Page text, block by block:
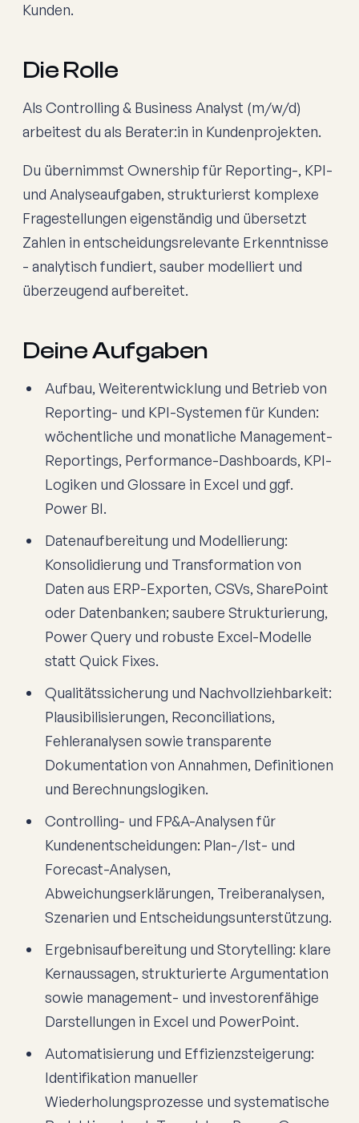
Kunden.
Die Rolle
Als Controlling & Business Analyst (m/w/d)
arbeitest du als Berater:in in Kundenprojekten.
Du übernimmst Ownership für Reporting-, KPI-
und Analyseaufgaben, strukturierst komplexe
Fragestellungen eigenständig und übersetzt
Zahlen in entscheidungsrelevante Erkenntnisse
- analytisch fundiert, sauber modelliert und
überzeugend aufbereitet.
Deine Aufgaben
Aufbau, Weiterentwicklung und Betrieb von
Reporting- und KPI-Systemen für Kunden:
wöchentliche und monatliche Management-
Reportings, Performance-Dashboards, KPI-
Logiken und Glossare in Excel und ggf.
Power BI.
Datenaufbereitung und Modellierung:
Konsolidierung und Transformation von
Daten aus ERP-Exporten, CSVs, SharePoint
oder Datenbanken; saubere Strukturierung,
Power Query und robuste Excel-Modelle
statt Quick Fixes.
Qualitätssicherung und Nachvollziehbarkeit:
Plausibilisierungen, Reconciliations,
Fehleranalysen sowie transparente
Dokumentation von Annahmen, Definitionen
und Berechnungslogiken.
Controlling- und FP&A-Analysen für
Kundenentscheidungen: Plan-/Ist- und
Forecast-Analysen,
Abweichungserklärungen, Treiberanalysen,
Szenarien und Entscheidungsunterstützung.
Ergebnisaufbereitung und Storytelling: klare
Kernaussagen, strukturierte Argumentation
sowie management- und investorenfähige
Darstellungen in Excel und PowerPoint.
Automatisierung und Effizienzsteigerung:
Identifikation manueller
Wiederholungsprozesse und systematische